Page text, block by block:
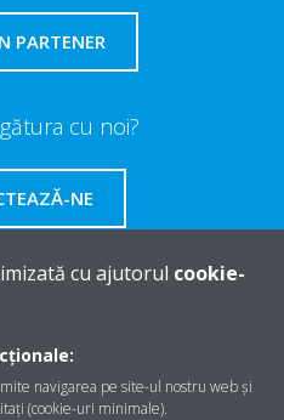
PARTENER
cu noi?
NE
cu ajutorul cookie-
navigarea pe site-ul nostru web și
(cookie-uri minimale).